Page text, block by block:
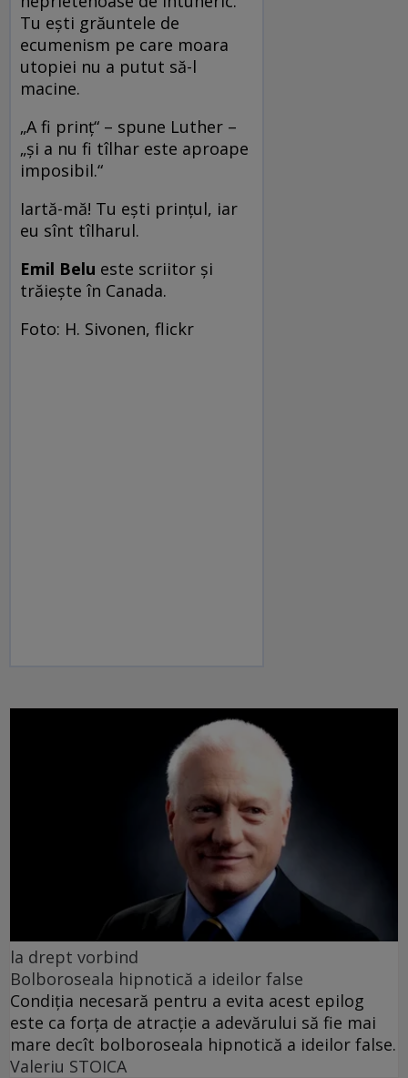
Tu eşti grăuntele de
ecumenism pe care moara
utopiei nu a putut să-l
macine.
„A fi prinţ“ – spune Luther –
„şi a nu fi tîlhar este aproape
imposibil.“
Iartă-mă! Tu eşti prinţul, iar
eu sînt tîlharul.
Emil Belu este scriitor și
trăiește în Canada.
Foto: H. Sivonen, flickr
la drept vorbind
Bolboroseala hipnotică a ideilor false
Condiția necesară pentru a evita acest epilog
este ca forța de atracție a adevărului să fie mai
mare decît bolboroseala hipnotică a ideilor false.
Valeriu STOICA